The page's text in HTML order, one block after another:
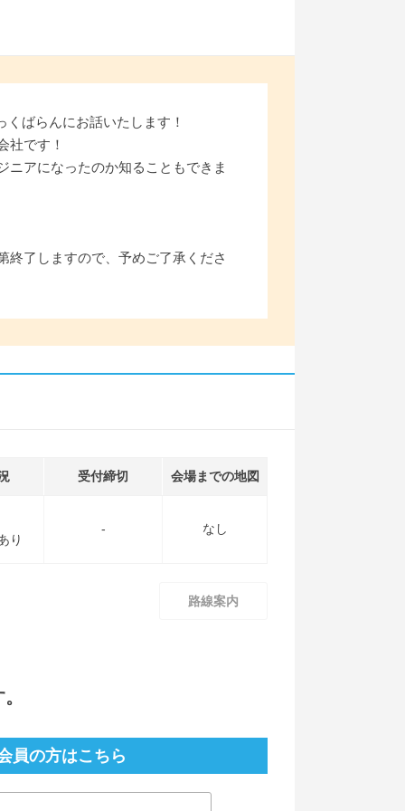
ばらんにお話いたします！
社です！
ニアになったのか知ることもできま
了しますので、予めご了承くださ
受付締切 会場までの地図
り
- なし
路線案内
員の方はこちら